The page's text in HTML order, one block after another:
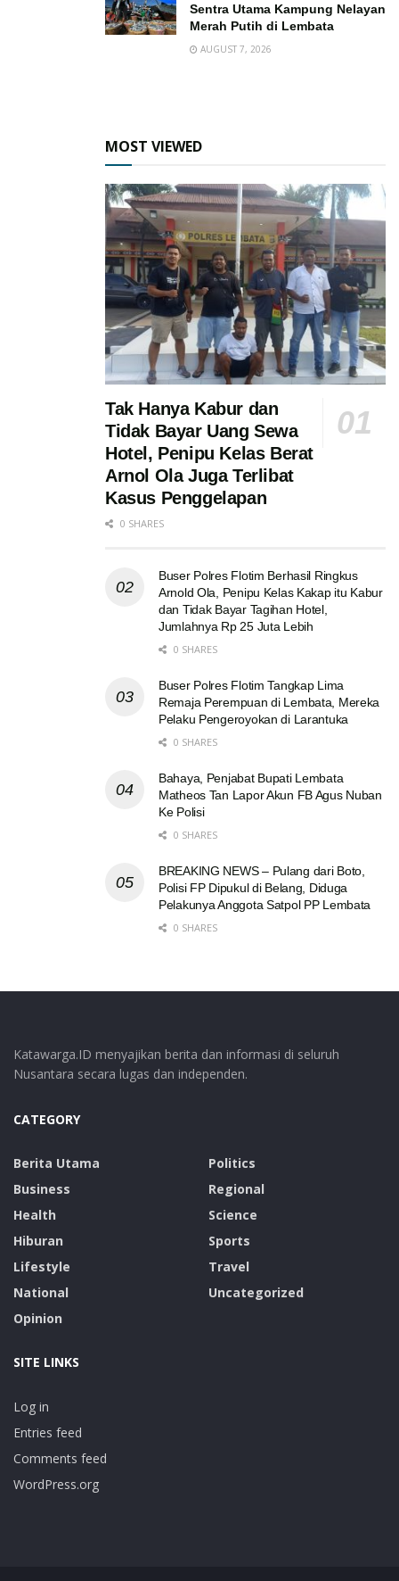
Sentra Utama Kampung Nelayan
Merah Putih di Lembata
AUGUST 7, 2026
MOST VIEWED
Tak Hanya Kabur dan
Tidak Bayar Uang Sewa
Hotel, Penipu Kelas Berat
Arnol Ola Juga Terlibat
Kasus Penggelapan
0 SHARES
Buser Polres Flotim Berhasil Ringkus
Arnold Ola, Penipu Kelas Kakap itu Kabur
dan Tidak Bayar Tagihan Hotel,
Jumlahnya Rp 25 Juta Lebih
0 SHARES
Buser Polres Flotim Tangkap Lima
Remaja Perempuan di Lembata, Mereka
Pelaku Pengeroyokan di Larantuka
0 SHARES
Bahaya, Penjabat Bupati Lembata
Matheos Tan Lapor Akun FB Agus Nuban
Ke Polisi
0 SHARES
BREAKING NEWS – Pulang dari Boto,
Polisi FP Dipukul di Belang, Diduga
Pelakunya Anggota Satpol PP Lembata
0 SHARES
Katawarga.ID menyajikan berita dan informasi di seluruh
Nusantara secara lugas dan independen.
CATEGORY
Berita Utama
Business
Health
Hiburan
Lifestyle
National
Opinion
Politics
Regional
Science
Sports
Travel
Uncategorized
SITE LINKS
Log in
Entries feed
Comments feed
WordPress.org